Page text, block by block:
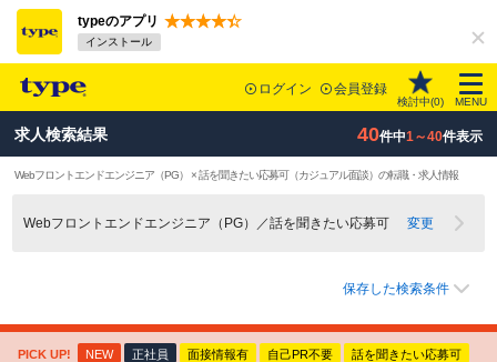
typeのアプリ
インストール
ログイン 会員登録
検討中(0) MENU
求人検索結果 40件中1～40件表示
Webフロントエンドエンジニア（PG） × 話を聞きたい応募可（カジュアル面談）の転職・求人情報
Webフロントエンドエンジニア（PG）／話を聞きたい応募可 変更
保存した検索条件
PICK UP! NEW 正社員 面接情報有 自己PR不要 話を聞きたい応募可